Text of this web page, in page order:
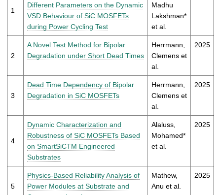
1
Different Parameters on the Dynamic
VSD Behaviour of SiC MOSFETs
during Power Cycling Test
Madhu
Lakshman*
et al.
2
A Novel Test Method for Bipolar
Degradation under Short Dead Times
Herrmann,
Clemens et
al.
2025
3
Dead Time Dependency of Bipolar
Degradation in SiC MOSFETs
Herrmann,
Clemens et
al.
2025
4
Dynamic Characterization and
Robustness of SiC MOSFETs Based
on SmartSiCTM Engineered
Substrates
Alaluss,
Mohamed*
et al.
2025
5
Physics-Based Reliability Analysis of
Power Modules at Substrate and
Mathew,
Anu et al.
2025